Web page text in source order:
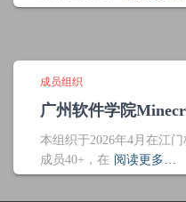
成员组织
广州软件学院
本组织于2026年4月在江
成员40+，在 阅读更多…